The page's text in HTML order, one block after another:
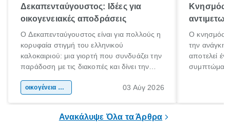
Δεκαπενταύγουστος: Ιδέες για
οικογενειακές αποδράσεις
Ο Δεκαπενταύγουστος είναι για πολλούς η
κορυφαία στιγμή του ελληνικού
καλοκαιριού: μια γιορτή που συνδυάζει την
παράδοση με τις διακοπές και δίνει την
χώρας. Είτε πρόκειται για λίγες μέρες
οικογένεια & παιδί 03 Αύγ 2026
Κνησμός:
Ο κνησμός
την ανάγκη
αποτελεί
Ανακάλυψε Όλα τα Άρθρα